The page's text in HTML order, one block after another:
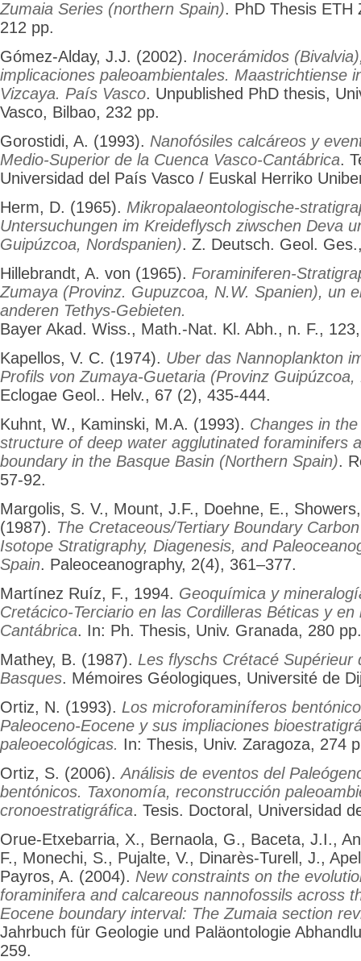
Zumaia Series (northern Spain). PhD Thesis ETH
212 pp.
Gómez-Alday, J.J. (2002). Inocerámidos
implicaciones paleoambientales. Maastrichtiense
Vizcaya. País Vasco. Unpublished PhD thesis,
Vasco, Bilbao, 232 pp.
Gorostidi, A. (1993). Nanofósiles calcáreos y
Medio-Superior de la Cuenca Vasco-Cantábrica.
Universidad del País Vasco / Euskal Herriko
Herm, D. (1965). Mikropalaeontologische-
Untersuchungen im Kreideflysch ziwschen Deva
Guipúzcoa, Nordspanien). Z. Deutsch. Geol.
Hillebrandt, A. von (1965). Foraminiferen-
Zumaya (Provinz. Gupuzcoa, N.W. Spanien), un
anderen Tethys-Gebieten.
Bayer Akad. Wiss., Math.-Nat. Kl. Abh., n. F.,
Kapellos, V. C. (1974). Uber das Nannoplankton
Profils von Zumaya-Guetaria (Provinz Guipúzcoa,
Eclogae Geol.. Helv., 67 (2), 435-444.
Kuhnt, W., Kaminski, M.A. (1993). Changes in
structure of deep water agglutinated foraminifers
boundary in the Basque Basin (Northern Spain).
57-92.
Margolis, S. V., Mount, J.F., Doehne, E.,
(1987). The Cretaceous/Tertiary Boundary
Isotope Stratigraphy, Diagenesis, and
Spain. Paleoceanography, 2(4), 361–377.
Martínez Ruíz, F., 1994. Geoquímica y
Cretácico-Terciario en las Cordilleras Béticas y en
Cantábrica. In: Ph. Thesis, Univ. Granada, 280 pp.
Mathey, B. (1987). Les flyschs Crétacé Supérieur
Basques. Mémoires Géologiques, Université de
Ortiz, N. (1993). Los microforaminíferos
Paleoceno-Eocene y sus impliaciones
paleoecológicas. In: Thesis, Univ. Zaragoza, 274
Ortiz, S. (2006). Análisis de eventos del
bentónicos. Taxonomía, reconstrucción
cronoestratigráfica. Tesis. Doctoral, Universidad
Orue-Etxebarria, X., Bernaola, G., Baceta, J.I.,
F., Monechi, S., Pujalte, V., Dinarès-Turell, J.,
Payros, A. (2004). New constraints on the
foraminifera and calcareous nannofossils across
Eocene boundary interval: The Zumaia section
Jahrbuch für Geologie und Paläontologie
259.